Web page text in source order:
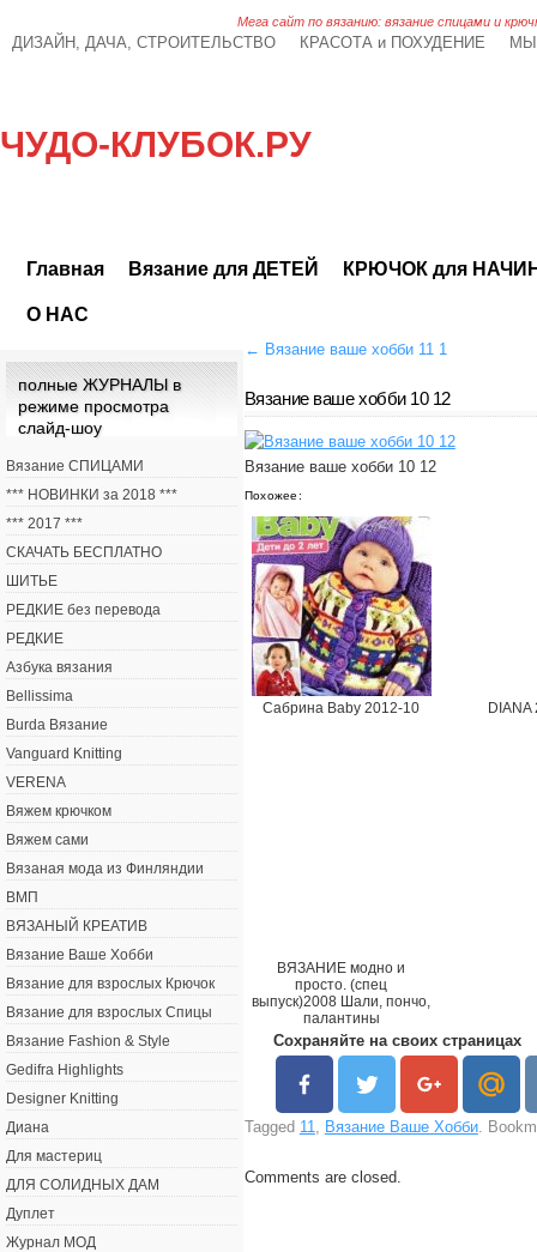
Мега сайт по вязанию: вязание спицами и
ДИЗАЙН, ДАЧА, СТРОИТЕЛЬСТВО КРАСОТА и ПОХУДЕНИЕ
ЧУДО-КЛУБОК.РУ
Главная Вязание для ДЕТЕЙ КРЮЧОК для
О НАС
← Вязание ваше хобби 11 1
Вязание ваше хобби 10 12
Вязание ваше хобби 10 12
Похожее:
Сабрина Вaby 2012-10 DIANA
ВЯЗАНИЕ модно и
просто. (спец
выпуск)2008 Шали, пончо,
палантины
Сохраняйте на своих страницах
Tagged 11, Вязание Ваше Хобби.
Comments are closed.
полные ЖУРНАЛЫ в
режиме просмотра
слайд-шоу
Вязание СПИЦАМИ
*** НОВИНКИ за 2018 ***
*** 2017 ***
СКАЧАТЬ БЕСПЛАТНО
ШИТЬЕ
РЕДКИЕ без перевода
РЕДКИЕ
Азбука вязания
Bellissima
Burda Вязание
Vanguard Knitting
VERENA
Вяжем крючком
Вяжем сами
Вязаная мода из Финляндии
ВМП
ВЯЗАНЫЙ КРЕАТИВ
Вязание Ваше Хобби
Вязание для взрослых Крючок
Вязание для взрослых Спицы
Вязание Fashion & Style
Gedifra Highlights
Designer Knitting
Диана
Для мастериц
ДЛЯ СОЛИДНЫХ ДАМ
Дуплет
Журнал МОД